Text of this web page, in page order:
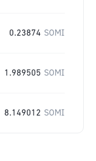
0.23874 SOMI
1.989505 SOMI
8.149012 SOMI